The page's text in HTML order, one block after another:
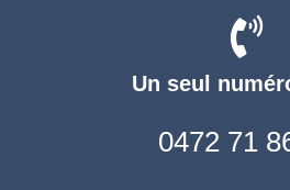
Un seul
0472 71